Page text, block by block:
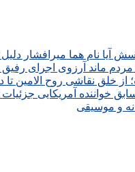
آیا نام هما میرافشار
ماند آرزوی اجرای رفیق
نقاشی روح الامین تا
خواننده آمریکایی
و موسیقی